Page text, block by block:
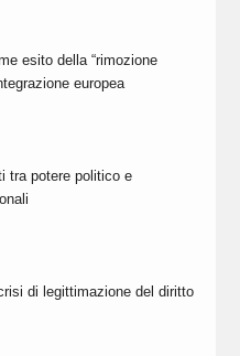
esito della “rimozione
europea
tra potere politico e
di legittimazione del diritto